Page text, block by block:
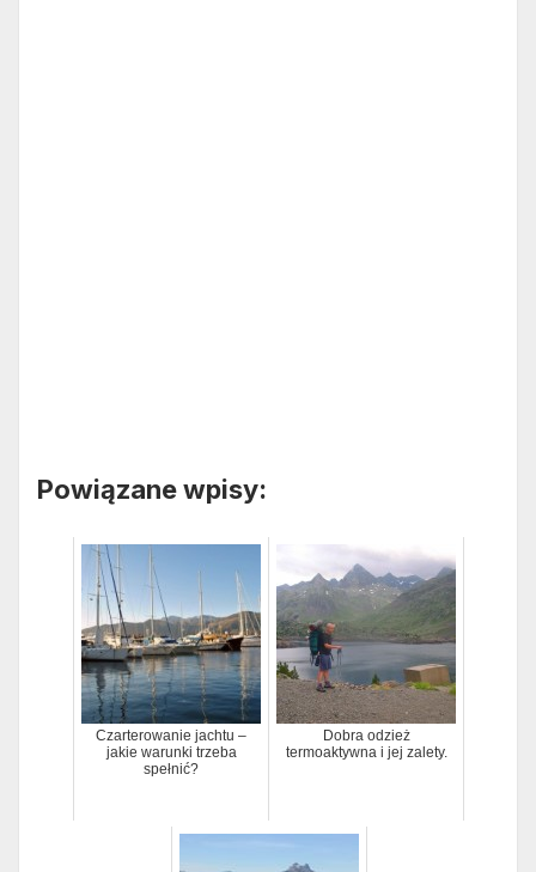
Powiązane wpisy:
Czarterowanie jachtu –
jakie warunki trzeba
spełnić?
Dobra odzież
termoaktywna i jej zalety.